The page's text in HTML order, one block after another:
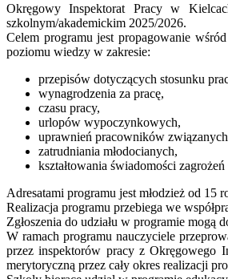
Okręgowy Inspektorat Pracy w
szkolnym/akademickim 2025/2026.
Celem programu jest propagowanie
poziomu wiedzy w zakresie:
przepisów dotyczących stosunku
wynagrodzenia za pracę,
czasu pracy,
urlopów wypoczynkowych,
uprawnień pracowników
zatrudniania młodocianych,
kształtowania świadomości
Adresatami programu jest młodzież od 15
Realizacja programu przebiega we
Zgłoszenia do udziału w programie
W ramach programu nauczyciele
przez inspektorów pracy z Okręgowego
merytoryczną przez cały okres realizacji